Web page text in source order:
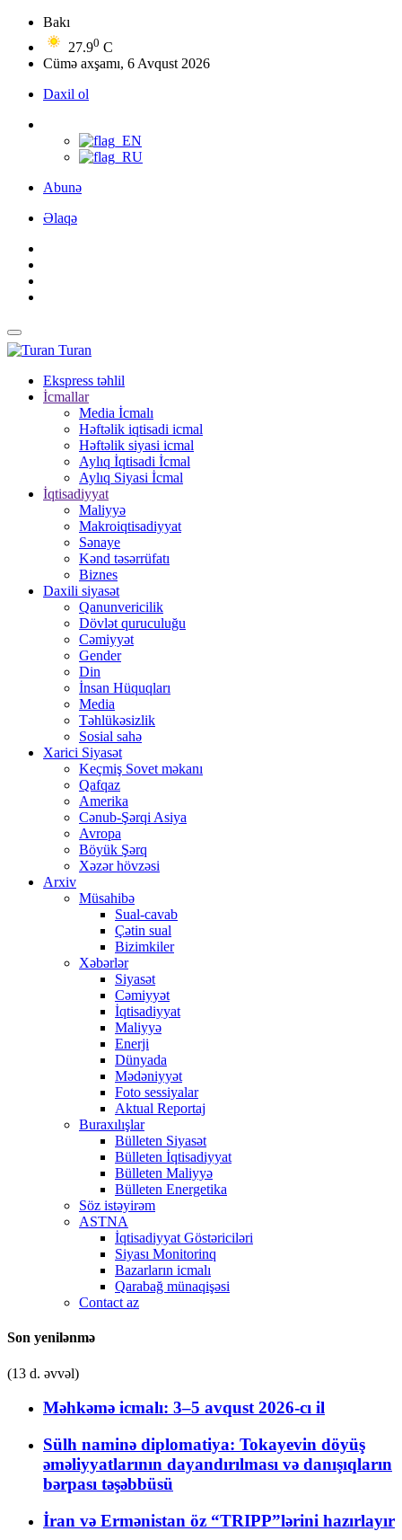
Bakı
27.90 C
Cümə axşamı, 6 Avqust 2026
Daxil ol
Abunə
Əlaqə
Turan
Ekspress təhlil
İcmallar
Media İcmalı
Həftəlik iqtisadi icmal
Həftəlik siyasi icmal
Aylıq İqtisadi İcmal
Aylıq Siyasi İcmal
İqtisadiyyat
Maliyyə
Makroiqtisadiyyat
Sənaye
Kənd təsərrüfatı
Biznes
Daxili siyasət
Qanunvericilik
Dövlət quruculuğu
Cəmiyyət
Gender
Din
İnsan Hüquqları
Media
Təhlükəsizlik
Sosial sahə
Xarici Siyasət
Keçmiş Sovet məkanı
Qafqaz
Amerika
Cənub-Şərqi Asiya
Avropa
Böyük Şərq
Xəzər hövzəsi
Arxiv
Müsahibə
Sual-cavab
Çətin sual
Bizimkiler
Xəbərlər
Siyasət
Cəmiyyət
İqtisadiyyat
Maliyyə
Enerji
Dünyada
Mədəniyyət
Foto sessiyalar
Aktual Reportaj
Buraxılışlar
Bülleten Siyasət
Bülleten İqtisadiyyat
Bülleten Maliyyə
Bülleten Energetika
Söz istəyirəm
ASTNA
İqtisadiyyat Göstəriciləri
Siyası Monitorinq
Bazarların icmalı
Qarabağ münaqişəsi
Contact az
Son yenilənmə
(13 d. əvvəl)
Məhkəmə icmalı: 3–5 avqust 2026-cı il
Sülh naminə diplomatiya: Tokayevin döyüş
əməliyyatlarının dayandırılması və danışıqların
bərpası təşəbbüsü
İran və Ermənistan öz “TRIPP”lərini hazırlayır